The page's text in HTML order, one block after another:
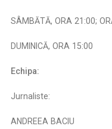
​​SÂMBĂTĂ, ORA 21:00;
​​DUMINICĂ, ORA 15:00​
​​Echipa:
​​Jurnaliste:
ANDREEA BACIU